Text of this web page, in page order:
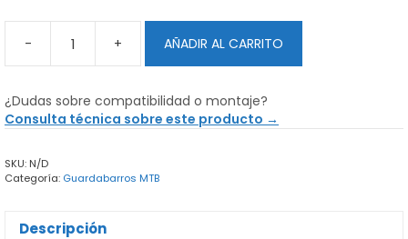
-
Guardabarros
Mud
All
Mountain
cantidad
+ AÑADIR AL CARRITO
¿Dudas sobre compatibilidad o montaje?
Consulta técnica sobre este producto →
SKU: N/D
Categoría: Guardabarros MTB
Descripción